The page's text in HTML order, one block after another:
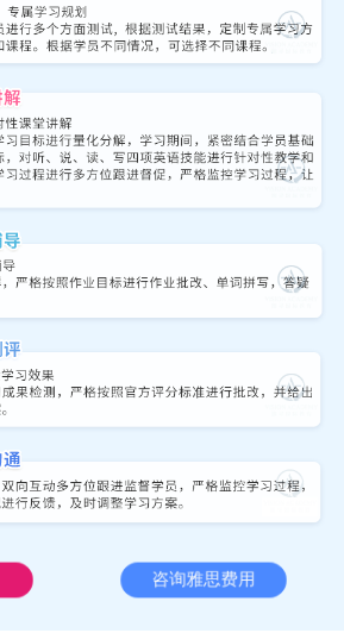
咨询雅思费用